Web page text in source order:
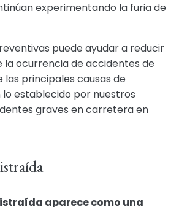
experimentando la furia de
puede ayudar a reducir
la ocurrencia de accidentes de
las principales causas de
lo establecido por nuestros
graves en carretera en
aparece como una